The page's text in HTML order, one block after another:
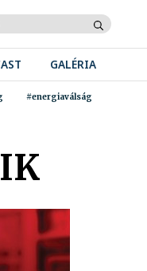
GALÉRIA
#energiaválság